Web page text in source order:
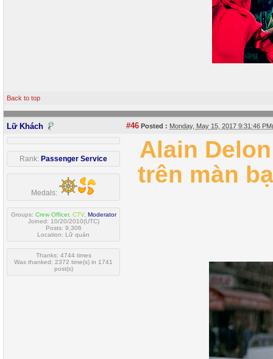
Back to top
Lữ Khách #46 Posted : Monday, May 15, 2017 9:31:46
Rank: Passenger Service
Medals:
Groups: Crew Officer, CTV, Moderator
Joined: 10/20/2010(UTC)
Posts: 9,306
Location: Lữ quán
Thanks: 4744 times
Was thanked: 2372 time(s) in 1741
post(s)
Alain
trên màn